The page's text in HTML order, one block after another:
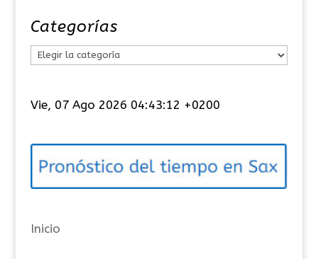
Categorías
e
o
í
s
Vie, 07 Ago 2026 04:43:12 +0200
Inicio